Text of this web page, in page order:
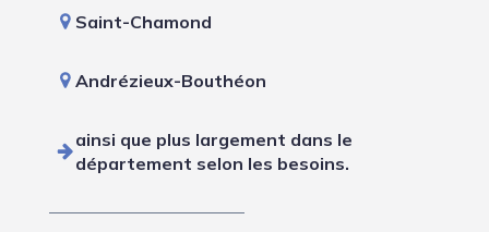
Saint-Chamond
Andrézieux-Bouthéon
ainsi que plus largement dans le
département selon les besoins.